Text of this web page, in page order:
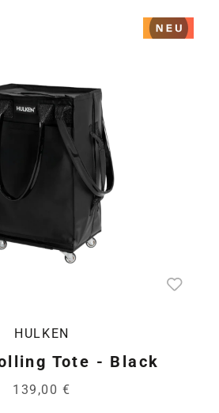
HULKEN
Tote - Black
139,00 €